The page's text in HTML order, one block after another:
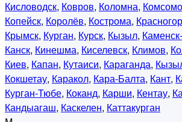
Кисловодск, Ковров, Коломна,
Копейск, Королёв, Кострома,
Крымск, Курган, Курск, Кызыл,
Канск, Кинешма, Киселевск, Климов,
Киев, Капан, Кутаиси, Караганда,
Кокшетау, Каракол, Кара-Балта, Кант,
Курган-Тюбе, Коканд, Карши, Кентау,
Кандыагаш, Каскелен, Каттакурган